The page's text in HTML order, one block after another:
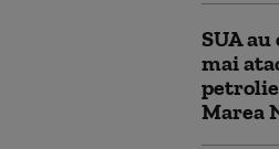
SUA
mai
Marea